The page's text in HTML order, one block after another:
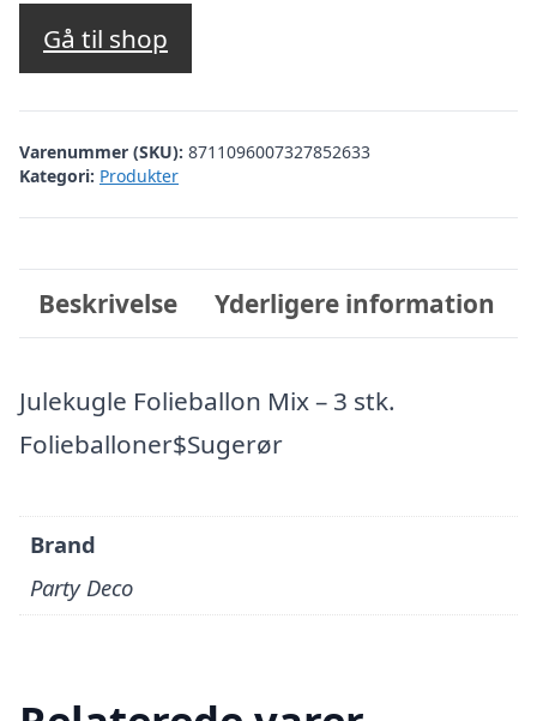
Gå til shop
Varenummer (SKU): 8711096007327852633
Kategori: Produkter
Beskrivelse Yderligere information
Julekugle Folieballon Mix – 3 stk.
Folieballoner$Sugerør
Brand
Party Deco